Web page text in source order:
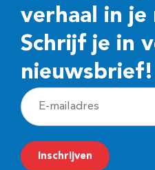
verhaal in je
Schrijf je in
nieuwsbrief!
E
-
m
a
Inschrijven